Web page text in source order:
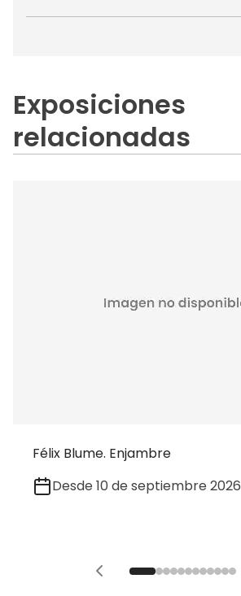
Exposiciones
relacionadas
Félix Blume. Enjambre
Desde 10 de septiembre 2026